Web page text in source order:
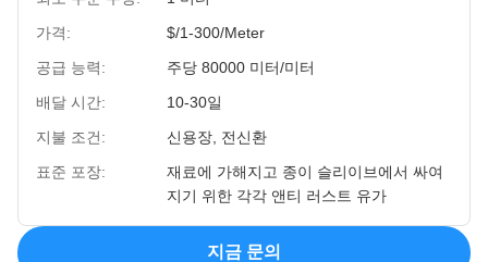
가격:
$/1-300/Meter
공급 능력:
주당 80000 미터/미터
배달 시간:
10-30일
지불 조건:
신용장, 전신환
표준 포장:
재료에 가해지고 종이 슬리이브에서 싸여
지기 위한 각각 앤티 러스트 유가
지금 문의